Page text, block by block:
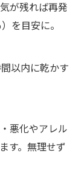
が残れば再発
を目安に。
以内に乾かす
悪化やアレル
す。無理せず